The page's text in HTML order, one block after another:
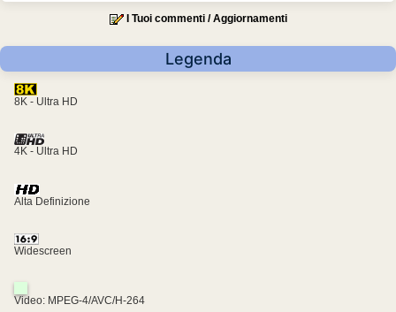
I Tuoi commenti / Aggiornamenti
Legenda
8K - Ultra HD
4K - Ultra HD
Alta Definizione
Widescreen
Video: MPEG-4/AVC/H-264